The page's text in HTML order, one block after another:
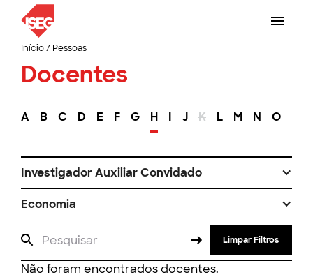
Início/ Pessoas
Docentes
A B C D E F G H I J K L M N O
Investigador Auxiliar Convidado
Economia
Limpar Filtros
Não foram encontrados docentes.